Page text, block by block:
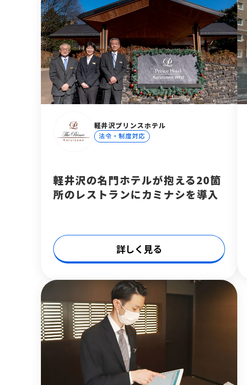
軽井沢プリンスホテル
法令・制度対応
軽井沢の名門ホテルが抱える20箇
所のレストランにカミナシを導入
詳しく見る